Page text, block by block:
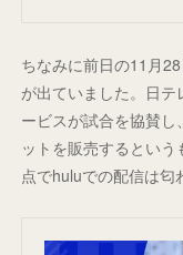
ちなみに前日の11月
が出ていました。日
ービスが試合を協賛
ットを販売するとい
点でhuluでの配信は匂